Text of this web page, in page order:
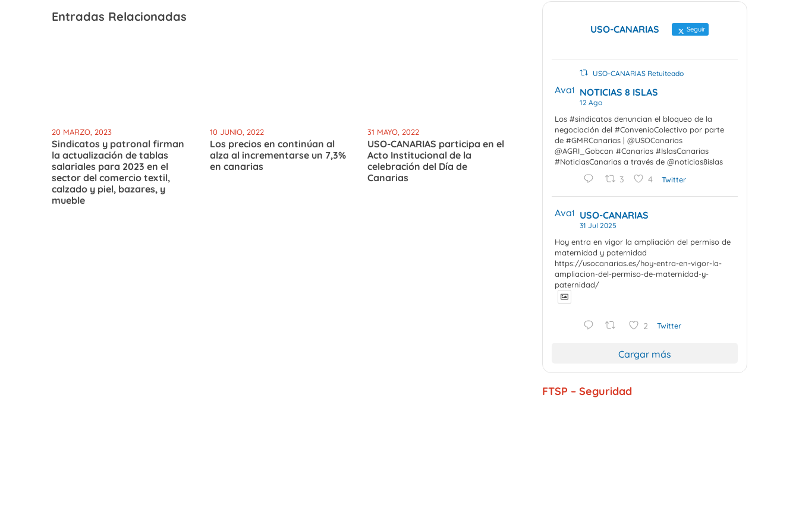
Entradas Relacionadas
20 MARZO, 2023
Sindicatos y patronal firman
la actualización de tablas
salariales para 2023 en el
sector del comercio textil,
calzado y piel, bazares, y
mueble
10 JUNIO, 2022
Los precios en continúan al
alza al incrementarse un 7,3%
en canarias
31 MAYO, 2022
USO-CANARIAS participa en el
Acto Institucional de la
celebración del Día de
Canarias
USO-CANARIAS Seguir
USO-CANARIAS Retuiteado
AvatarNOTICIAS 8 ISLAS
12 Ago
Los #sindicatos denuncian el bloqueo de la
negociación del #ConvenioColectivo por parte
de #GMRCanarias | @USOCanarias
@AGRI_Gobcan #Canarias #IslasCanarias
#NoticiasCanarias a través de @noticias8islas
3 4 Twitter
AvatarUSO-CANARIAS
31 Jul 2025
Hoy entra en vigor la ampliación del permiso de
maternidad y paternidad
https://usocanarias.es/hoy-entra-en-vigor-la-
ampliacion-del-permiso-de-maternidad-y-
paternidad/
2 Twitter
Cargar más
FTSP – Seguridad